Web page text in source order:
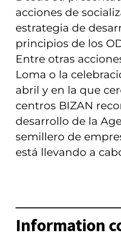
acciones de
estrategia de
principios de los
Entre otras
Loma o la
abril y en la que
centros BIZAN
desarrollo de la
semillero de
está llevando a
Information